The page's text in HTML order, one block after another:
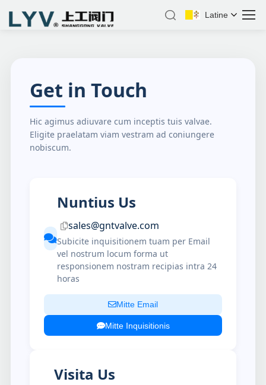
Latine
Get in Touch
Hic agimus adiuvare cum inceptis tuis valvae.
Eligite praelatam viam vestram ad coniungere
nobiscum.
Nuntius Us
sales@gntvalve.com
Subicite inquisitionem tuam per Email
vel nostrum locum forma ut
responsionem nostram recipias intra 24
horas
Mitte Email
Mitte Inquisitionis
Visita Us